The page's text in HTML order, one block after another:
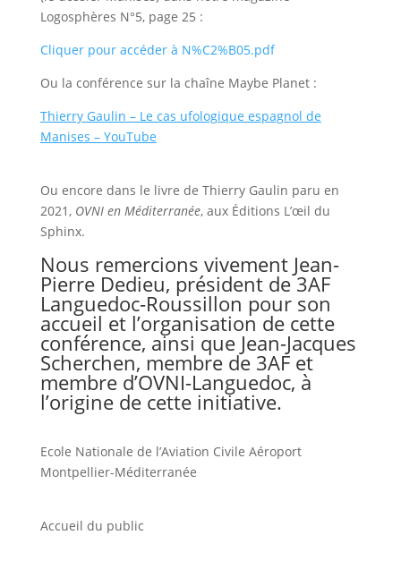
Logosphères N°5, page 25 :
Cliquer pour accéder à N%C2%B05.pdf
Ou la conférence sur la chaîne Maybe Planet :
Thierry Gaulin – Le cas ufologique espagnol de
Manises – YouTube
Ou encore dans le livre de Thierry Gaulin paru en
2021, OVNI en Méditerranée, aux Éditions L’œil du
Sphinx.
Nous remercions vivement Jean-
Pierre Dedieu, président de 3AF
Languedoc-Roussillon pour son
accueil et l’organisation de cette
conférence, ainsi que Jean-Jacques
Scherchen, membre de 3AF et
membre d’OVNI-Languedoc, à
l’origine de cette initiative.
Ecole Nationale de l’Aviation Civile Aéroport
Montpellier-Méditerranée
Accueil du public